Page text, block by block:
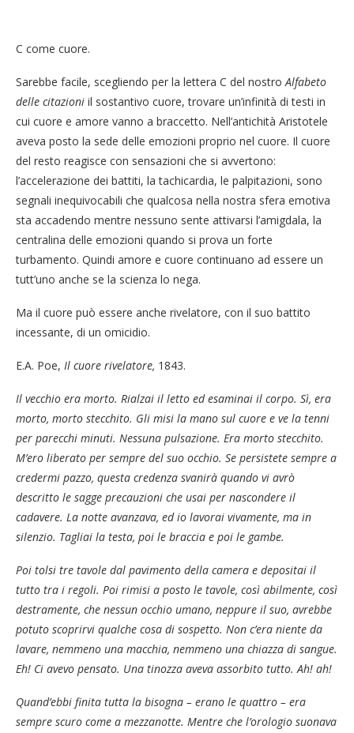
C come cuore.
Sarebbe facile, scegliendo per la lettera C del nostroAlfabeto
delle citazioni il sostantivo cuore, trovare un’infinità di testi in
cui cuore e amore vanno a braccetto. Nell’antichità Aristotele
aveva posto la sede delle emozioni proprio nel cuore. Il cuore
del resto reagisce con sensazioni che si avvertono:
l’accelerazione dei battiti, la tachicardia, le palpitazioni, sono
segnali inequivocabili che qualcosa nella nostra sfera emotiva
sta accadendo mentre nessuno sente attivarsi l’amigdala, la
centralina delle emozioni quando si prova un forte
turbamento. Quindi amore e cuore continuano ad essere un
tutt’uno anche se la scienza lo nega.
Ma il cuore può essere anche rivelatore, con il suo battito
incessante, di un omicidio.
E.A. Poe, Il cuore rivelatore, 1843.
Il vecchio era morto. Rialzai il letto ed esaminai il corpo. Sì, era
morto, morto stecchito. Gli misi la mano sul cuore e ve la tenni
per parecchi minuti. Nessuna pulsazione. Era morto stecchito.
M’ero liberato per sempre del suo occhio. Se persistete sempre a
credermi pazzo, questa credenza svanirà quando vi avrò
descritto le sagge precauzioni che usai per nascondere il
cadavere. La notte avanzava, ed io lavorai vivamente, ma in
silenzio. Tagliai la testa, poi le braccia e poi le gambe.
Poi tolsi tre tavole dal pavimento della camera e depositai il
tutto tra i regoli. Poi rimisi a posto le tavole, così abilmente, così
destramente, che nessun occhio umano, neppure il suo, avrebbe
potuto scoprirvi qualche cosa di sospetto. Non c’era niente da
lavare, nemmeno una macchia, nemmeno una chiazza di sangue.
Eh! Ci avevo pensato. Una tinozza aveva assorbito tutto. Ah! ah!
Quand’ebbi finita tutta la bisogna – erano le quattro – era
sempre scuro come a mezzanotte. Mentre che l’orologio suonava